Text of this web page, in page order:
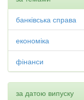
банківська справа
економіка
фінанси
за датою випуску